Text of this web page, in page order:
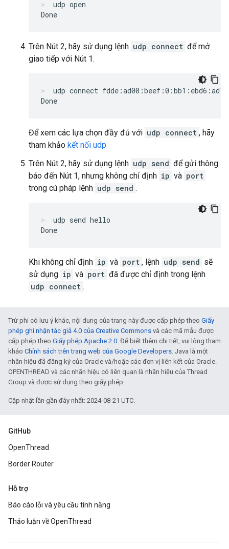
udp open
Trên Nút 2, hãy sử dụng lệnh udp connect để mở
giao tiếp với Nút 1.
udp connect
Để xem các lựa chọn đầy đủ với udp connect , hãy
tham khảo kết nối udp
Trên Nút 2, hãy sử dụng lệnh udp send để gửi thông
báo đến Nút 1, nhưng không chỉ định ip và port
trong cú pháp lệnh udp send .
udp send hello
Khi không chỉ định ip và port , lệnh udp send sẽ
sử dụng ip và port đã được chỉ định trong lệnh
udp connect .
Trừ phi có lưu ý khác, nội dung của trang này được cấp phép theo Giấy
phép ghi nhận tác giả 4.0 của Creative Commons và các mã mẫu được
cấp phép theo Giấy phép Apache 2.0. Để biết thêm chi tiết, vui lòng tham
khảo Chính sách trên trang web của Google Developers. Java là một
nhãn hiệu đã đăng ký của Oracle và/hoặc các đơn vị liên kết của Oracle.
OPENTHREAD và các nhãn hiệu có liên quan là nhãn hiệu của Thread
Group và được sử dụng theo giấy phép.
Cập nhật lần gần đây nhất: 2024-08-21 UTC.
GitHub
OpenThread
Border Router
Hỗ trợ
Báo cáo lỗi và yêu cầu tính năng
Thảo luận về OpenThread